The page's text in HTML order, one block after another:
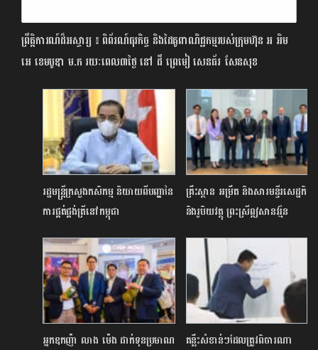
ព្រឹត្តិការណ៍ដ៏អស្ចារ្យ ៖ ពិព័រណ៍ធុរកិច្ច និងដៃគូពាណិជ្ជកម្មរបស់ក្រុមហ៊ុន អ អិម
អេ ខេមបូឌា ម.ក រយៈពេល៣ថ្ងៃ នៅ ដឹ ព្រេមៀ សេនធ័រ សែនសុខ
រដ្ឋមន្ត្រីក្រសួងកសិកម្ម និយាយពីបញ្ហានៃ
ការផ្គត់ផ្គង់ត្រីនៅកម្ពុជា
គ្រឹះស្ថាន អម្រឹត និងសារមន្ទីរសេដ្ឋកិច្ច
និងរូបិយវត្ថុ ព្រះស្រីឦសានវរ្ម័ន
ការអាន និង យល់ដឹងពីប្រវត្តិសាស្រ្ត
រូបិយវត្ថុខ្មែរ
អ្នកឧកញ៉ា លាង ម៉េង ដាក់ទុនប្រមាណ
គន្លឹះសំខាន់ៗដែលត្រូវពិចារណា